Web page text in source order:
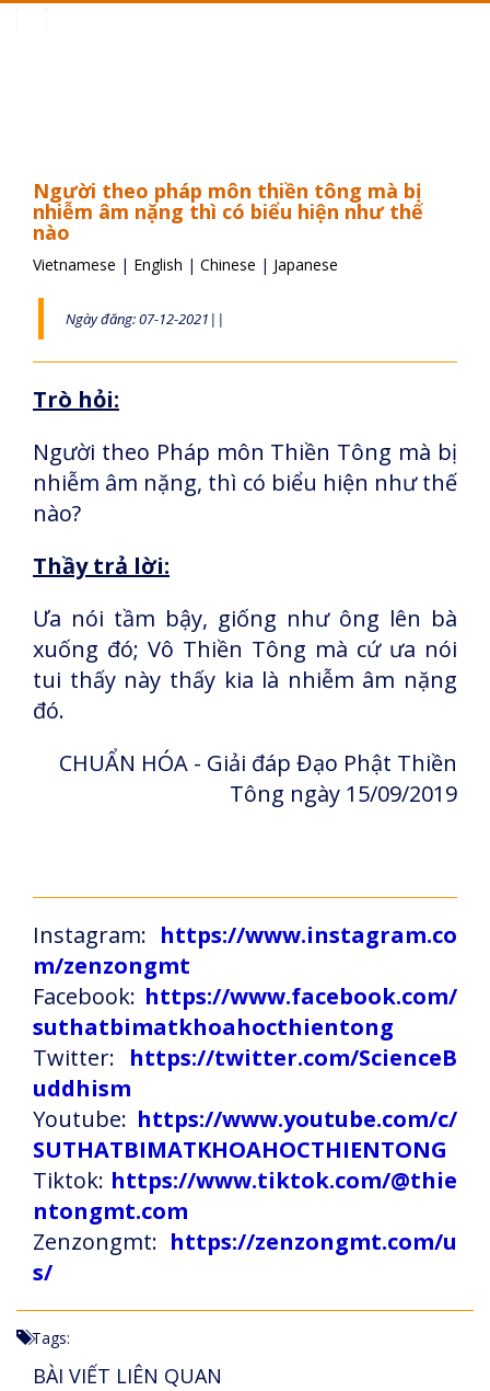
Người theo pháp môn thiền tông mà bị
nhiễm âm nặng thì có biểu hiện như thế
nào
Vietnamese | English | Chinese | Japanese
Ngày đăng: 07-12-2021||
Trò hỏi:
Người theo Pháp môn Thiền Tông mà bị
nhiễm âm nặng, thì có biểu hiện như thế
nào?
Thầy trả lời:
Ưa nói tầm bậy, giống như ông lên bà
xuống đó; Vô Thiền Tông mà cứ ưa nói
tui thấy này thấy kia là nhiễm âm nặng
đó.
CHUẨN HÓA - Giải đáp Đạo Phật Thiền
Tông ngày 15/09/2019
Instagram: https://www.instagram.co
m/zenzongmt
Facebook: https://www.facebook.com/
suthatbimatkhoahocthientong
Twitter: https://twitter.com/ScienceB
uddhism
Youtube: https://www.youtube.com/c/
SUTHATBIMATKHOAHOCTHIENTONG
Tiktok: https://www.tiktok.com/@thie
ntongmt.com
Zenzongmt: https://zenzongmt.com/u
s/
Tags:
BÀI VIẾT LIÊN QUAN